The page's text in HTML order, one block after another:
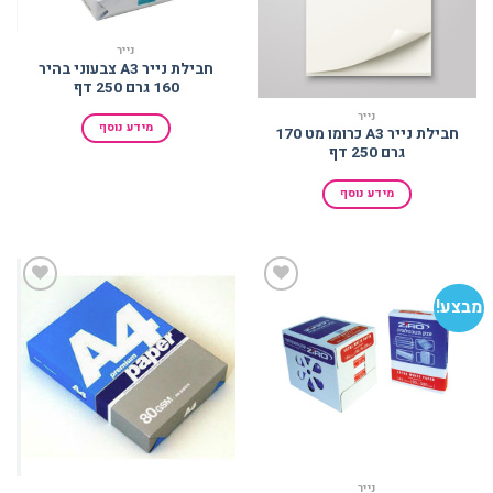
נייר
חבילת נייר A3 כרומו מט 170
גרם 250 דף
מידע נוסף
נייר
חבילת נייר A3 צבעוני בהיר
160 גרם 250 דף
מידע נוסף
מבצע!
למועדפים
נייר
הוסף